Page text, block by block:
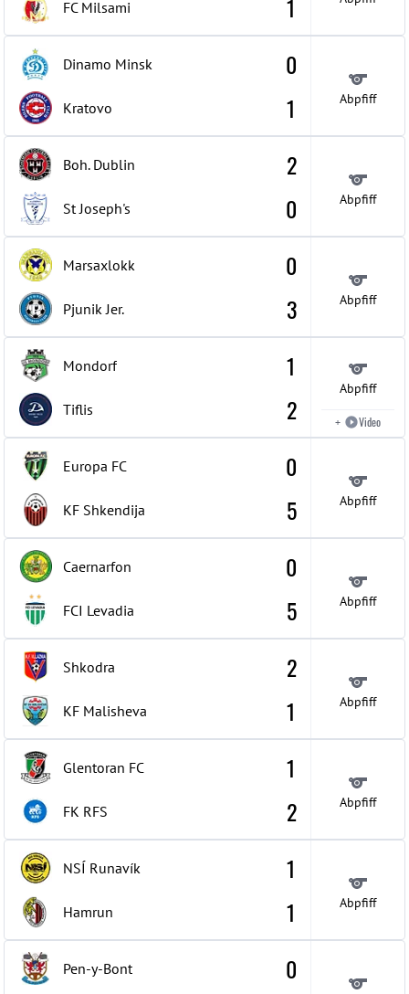
FC Milsami 1
Dinamo Minsk
Kratovo
0
1
Abpfiff
Boh. Dublin
St Joseph's
2
0
Abpfiff
Marsaxlokk
Pjunik Jer.
0
3
Abpfiff
Mondorf
Tiflis
1
2
Abpfiff
+ Video
Europa FC
KF Shkendija
0
5
Abpfiff
Caernarfon
FCI Levadia
0
5
Abpfiff
Shkodra
KF Malisheva
2
1
Abpfiff
Glentoran FC
FK RFS
1
2
Abpfiff
NSÍ Runavík
Hamrun
1
1
Abpfiff
Pen-y-Bont
0